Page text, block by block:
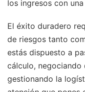
los ingresos con
El éxito duradero
de riesgos tanto
estás dispuesto a
cálculo,
gestionando la